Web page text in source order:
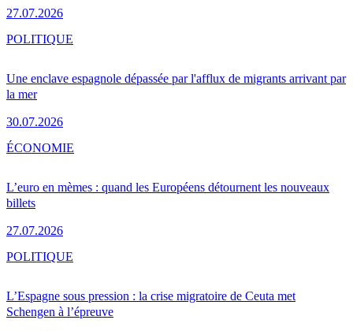
27.07.2026
Une enclave espagnole dépassée par l'afflux de migrants arrivant par
la mer
30.07.2026
POLITIQUE
L’euro en mèmes : quand les Européens détournent les nouveaux
billets
27.07.2026
ÉCONOMIE
L’Espagne sous pression : la crise migratoire de Ceuta met
Schengen à l’épreuve
POLITIQUE